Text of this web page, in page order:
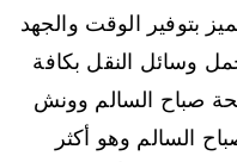
بتوفير الوقت والجهد
وسائل النقل بكافة
صباح السالم وونش
السالم وهو أكثر